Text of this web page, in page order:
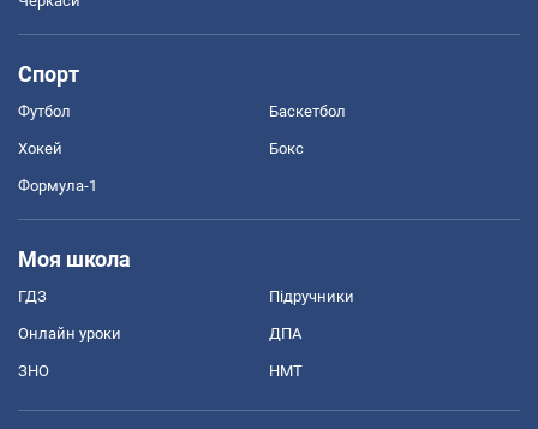
Спорт
Футбол Баскетбол
Хокей Бокс
Формула-1
Моя школа
ГДЗ Підручники
Онлайн уроки ДПА
ЗНО НМТ